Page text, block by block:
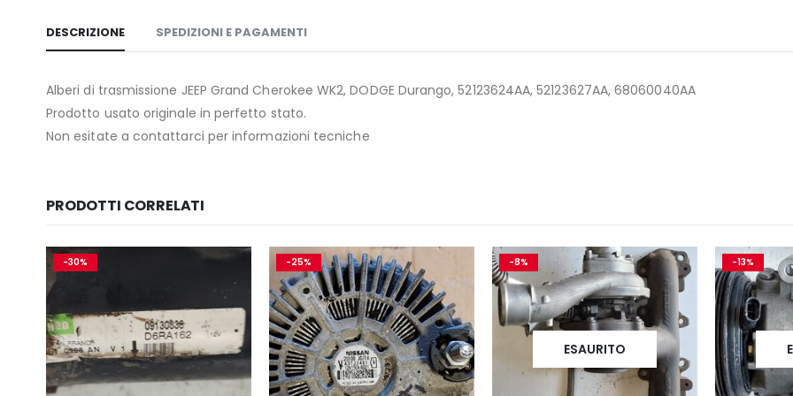
DESCRIZIONE SPEDIZIONI E PAGAMENTI
Alberi di trasmissione JEEP Grand Cherokee WK2, DODGE Durango, 52123624AA, 52123627AA, 68060040AA
Prodotto usato originale in perfetto stato.
Non esitate a contattarci per informazioni tecniche
PRODOTTI CORRELATI
-30% -25% -8%
ESAURITO
-13%